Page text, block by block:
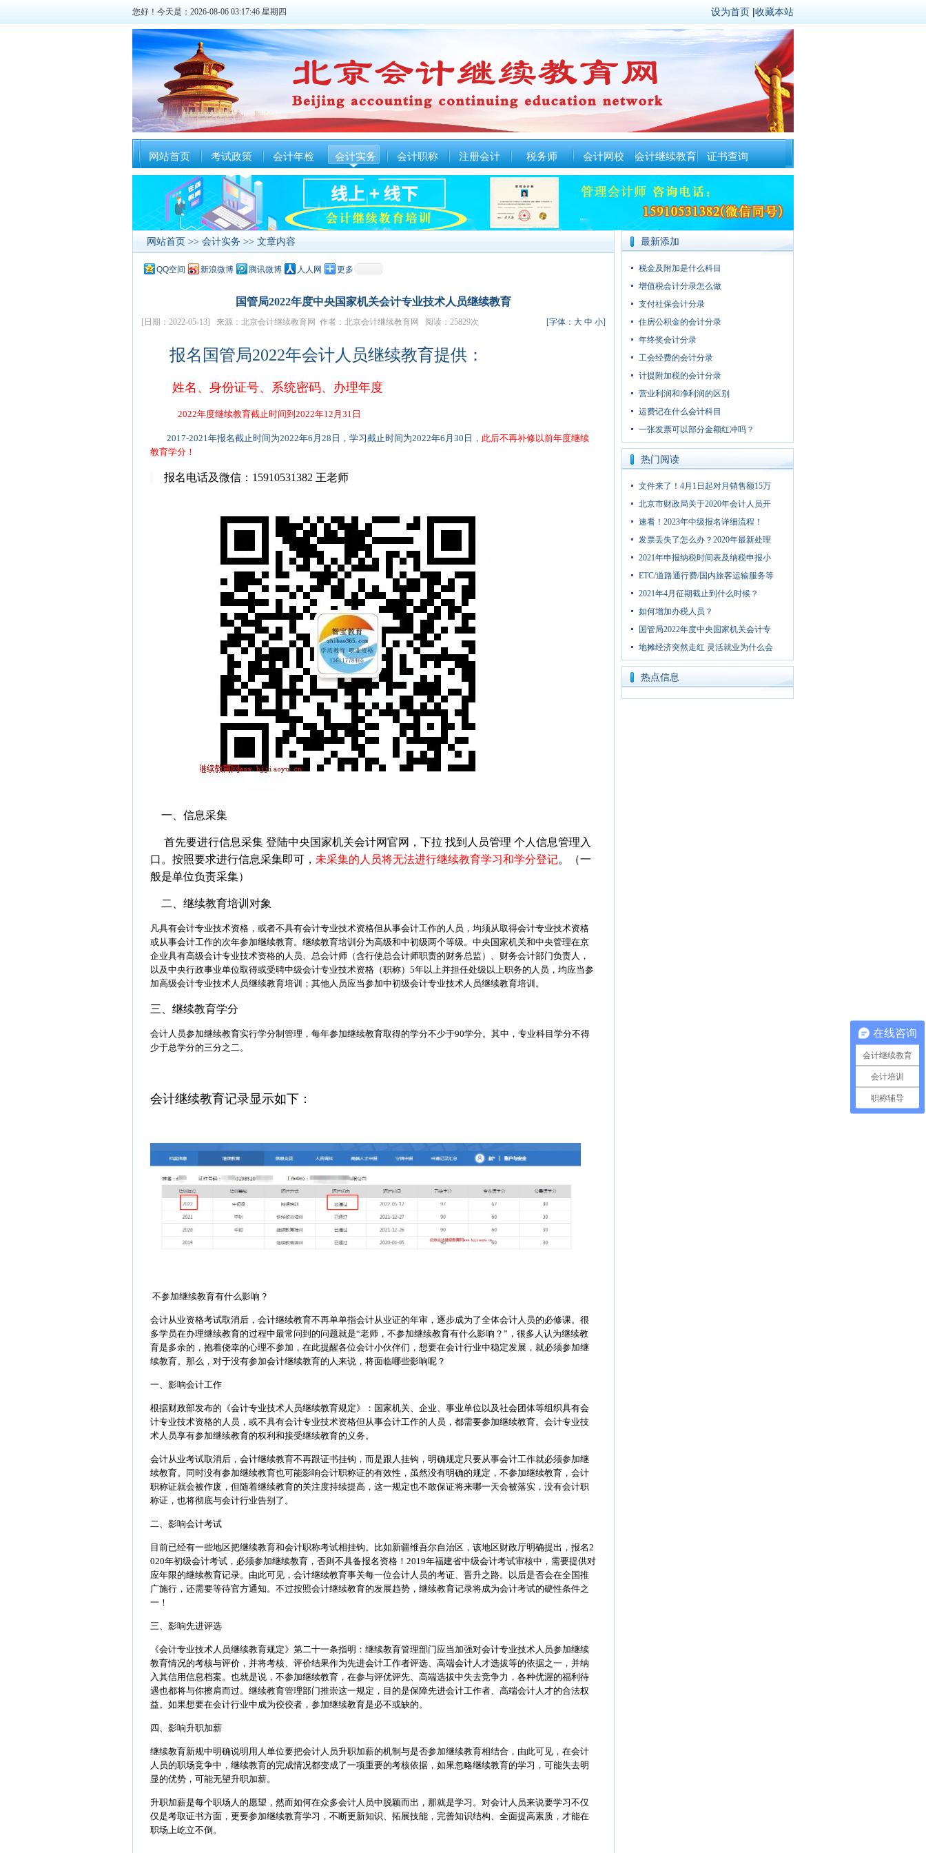
您好！今天是：2026-08-06 03:17:47 星期四 设为首页 |收藏本站
网站首页 考试政策 会计年检 会计实务 会计职称 注册会计 税务师 会计网校 会计继续教育 证书查询
网站首页 >> 会计实务 >> 文章内容
QQ空间 新浪微博 腾讯微博 人人网 更多
国管局2022年度中央国家机关会计专业技术人员继续教育
[日期：2022-05-13] 来源：北京会计继续教育网 作者：北京会计继续教育网 阅读：25829次 [字体： 大 中 小]
报名国管局2022年会计人员继续教育提供：
姓名、身份证号、系统密码、办理年度
2022年度继续教育截止时间到2022年12月31日
2017-2021年报名截止时间为2022年6月28日，学习截止时间为2022年6月30日， 此后不再补修以前年度继续
教育学分！
报名电话及微信：15910531382 王老师
一、信息采集
首先要进行信息采集 登陆中央国家机关会计网官网，下拉 找到人员管理 个人信息管理入
口。按照要求进行信息采集即可，未采集的人员将无法进行继续教育学习和学分登记。（一
般是单位负责采集）
二、继续教育培训对象
凡具有会计专业技术资格，或者不具有会计专业技术资格但从事会计工作的人员，均须从取得会计专业技术资格
或从事会计工作的次年参加继续教育。继续教育培训分为高级和中初级两个等级。中央国家机关和中央管理在京
企业具有高级会计专业技术资格的人员、总会计师（含行使总会计师职责的财务总监）、财务会计部门负责人 ，
以及中央行政事业单位取得或受聘中级会计专业技术资格（职称）5年以上并担任处级以上职务的人员 ，均应当参
加高级会计专业技术人员继续教育培训；其他人员应当参加中初级会计专业技术人员继续教育培训。
三、继续教育学分
会计人员参加继续教育实行学分制管理，每年参加继续教育取得的学分不少于90学分。其中，专业科目学分不得
少于总学分的三分之二。
会计继续教育记录显示如下：
不参加继续教育有什么影响？
会计从业资格考试取消后，会计继续教育不再单单指会计从业证的年审，逐步成为了全体会计人员的必修课。很
多学员在办理继续教育的过程中最常问到的问题就是“老师，不参加继续教育有什么影响？”，很多人认为继续教
育是多余的，抱着侥幸的心理不参加，在此提醒各位会计小伙伴们，想要在会计行业中稳定发展，就必须参加继
续教育。那么，对于没有参加会计继续教育的人来说，将面临哪些影响呢？
一、影响会计工作
根据财政部发布的《会计专业技术人员继续教育规定》：国家机关、企业、事业单位以及社会团体等组织具有会
计专业技术资格的人员，或不具有会计专业技术资格但从事会计工作的人员，都需要参加继续教育。会计专业技
术人员享有参加继续教育的权利和接受继续教育的义务。
会计从业考试取消后，会计继续教育不再跟证书挂钩，而是跟人挂钩，明确规定只要从事会计工作就必须参加继
续教育。同时没有参加继续教育也可能影响会计职称证的有效性，虽然没有明确的规定，不参加继续教育，会计
职称证就会被作废，但随着继续教育的关注度持续提高，这一规定也不敢保证将来哪一天会被落实，没有会计职
称证，也将彻底与会计行业告别了。
二、影响会计考试
目前已经有一些地区把继续教育和会计职称考试相挂钩。比如新疆维吾尔自治区，该地区财政厅明确提出，报名2
020年初级会计考试，必须参加继续教育，否则不具备报名资格！2019年福建省中级会计考试审核中，需要提供对
应年限的继续教育记录。由此可见，会计继续教育事关每一位会计人员的考证、晋升之路。以后是否会在全国推
广施行，还需要等待官方通知。不过按照会计继续教育的发展趋势，继续教育记录将成为会计考试的硬性条件之
一！
三、影响先进评选
《会计专业技术人员继续教育规定》第二十一条指明：继续教育管理部门应当加强对会计专业技术人员参加继续
教育情况的考核与评价，并将考核、评价结果作为先进会计工作者评选、高端会计人才选拔等的依据之一，并纳
入其信用信息档案。也就是说，不参加继续教育，在参与评优评先、高端选拔中失去竞争力，各种优渥的福利待
遇也都将与你擦肩而过。继续教育管理部门推崇这一规定，目的是保障先进会计工作者、高端会计人才的合法权
益。如果想要在会计行业中成为佼佼者，参加继续教育是必不或缺的。
四、影响升职加薪
继续教育新规中明确说明用人单位要把会计人员升职加薪的机制与是否参加继续教育相结合，由此可见，在会计
人员的职场竞争中，继续教育的完成情况都变成了一项重要的考核依据，如果忽略继续教育的学习，可能失去明
显的优势，可能无望升职加薪。
升职加薪是每个职场人的愿望，然而如何在众多会计人员中脱颖而出，那就是学习。对会计人员来说要学习不仅
仅是考取证书方面，更要参加继续教育学习，不断更新知识、拓展技能，完善知识结构、全面提高素质，才能在
职场上屹立不倒。
最新添加
税金及附加是什么科目
增值税会计分录怎么做
支付社保会计分录
住房公积金的会计分录
年终奖会计分录
工会经费的会计分录
计提附加税的会计分录
营业利润和净利润的区别
运费记在什么会计科目
一张发票可以部分金额红冲吗？
热门阅读
文件来了！4月1日起对月销售额15万
北京市财政局关于2020年会计人员开
速看！2023年中级报名详细流程！
发票丢失了怎么办？2020年最新处理
2021年申报纳税时间表及纳税申报小
ETC/道路通行费/国内旅客运输服务等
2021年4月征期截止到什么时候？
如何增加办税人员？
国管局2022年度中央国家机关会计专
地摊经济突然走红 灵活就业为什么会
热点信息
在线咨询
会计继续教育
会计培训
职称辅导